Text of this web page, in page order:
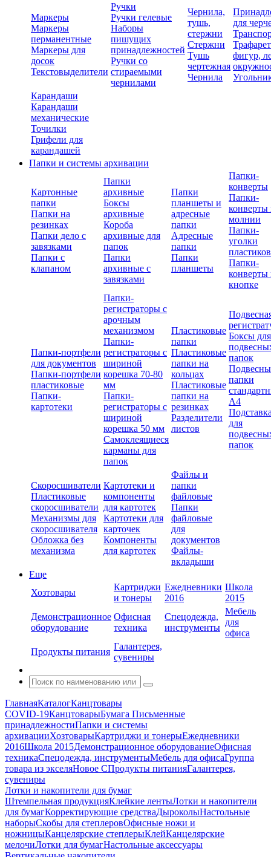
Маркеры
Маркеры
перманентные
Маркеры для
досок
Текстовыделители
Ручки
Ручки гелевые
Наборы
пишущих
принадлежностей
Ручки со
стираемыми
чернилами
Чернила,
тушь,
стержни
Стержни
Тушь
чертежная
Чернила
для
фигур,
Карандаши
Карандаши
механические
Точилки
Грифели для
карандашей
Папки и системы архивации
Картонные
папки
Папки на
резинках
Папки дело с
завязками
Папки с
клапаном
Папки
архивные
Боксы
архивные
Короба
архивные для
папок
Папки
архивные с
завязками
Папки
планшеты и
адресные
папки
Адресные
папки
Папки
планшеты
Папки-
конверты
Папки-
конверты
молнии
Папки-
уголки
Папки-
конверты
кнопке
Папки-портфели
для документов
Папки-портфели
пластиковые
Папки-
картотеки
Папки-
регистраторы с
арочным
механизмом
Папки-
регистраторы с
шириной
корешка 70-80
мм
Папки-
регистраторы с
шириной
корешка 50 мм
Самоклеящиеся
карманы для
папок
Пластиковые
папки
Пластиковые
папки на
кольцах
Пластиковые
папки на
резинках
Разделители
листов
Боксы для
папок
папки
А4
для
папок
Скоросшиватели
Пластиковые
скоросшиватели
Механизмы для
скоросшивателя
Обложка без
механизма
Картотеки и
компоненты
для картотек
Картотеки для
карточек
Компоненты
для картотек
Файлы и
папки
файловые
Папки
файловые
для
документов
Файлы-
вкладыши
Еще
Хозтовары
Картриджи
и тонеры
Ежедневники
2016
Школа
2015
Демонстрационное
оборудование
Офисная
техника
Спецодежда,
инструменты
Мебель
для
офиса
Продукты питания
Галантерея,
сувениры
ГлавнаяКаталогКанцтовары
COVID-19КанцтоварыБумага Письменные
принадлежностиПапки и системы
архивацииХозтоварыКартриджи и тонерыЕжедневники
2016Школа 2015Демонстрационное оборудованиеОфисная
техникаСпецодежда, инструментыМебель для офисаГруппа
товара из экселяНовое СПродукты питанияГалантерея,
сувениры
Лотки и накопители для бумаг
Штемпельная продукцияКлейкие лентыЛотки и накопители
для бумагКорректирующие средстваДыроколыНастольные
наборыСкобы для степлеровОфисные ножи и
ножницыКанцелярские степлерыКлейКанцелярские
мелочиЛотки для бумагНастольные аксессуары